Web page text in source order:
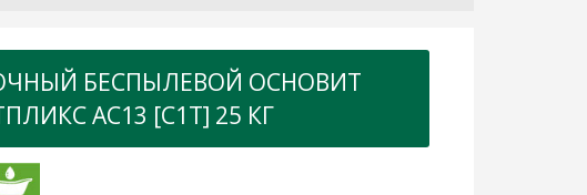
БЕСПЫЛЕВОЙ ОСНОВИТ
AC13 [C1T] 25 КГ